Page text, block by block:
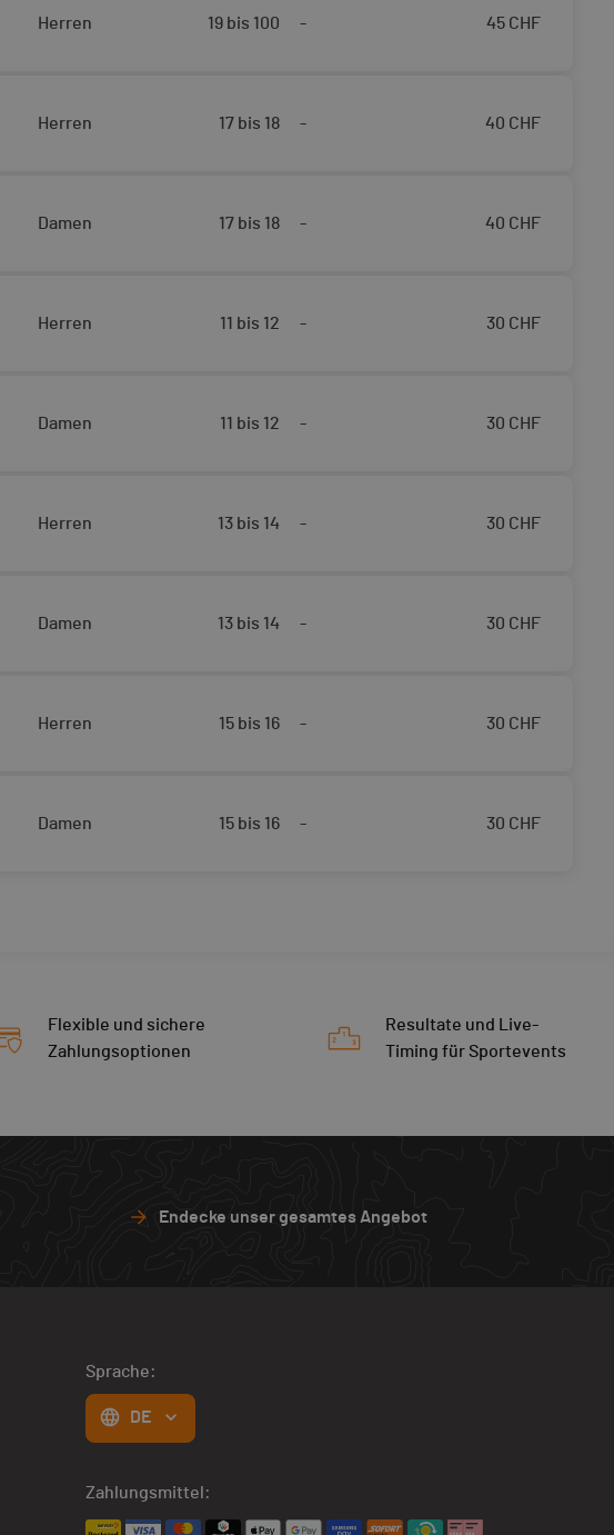
Herren 19 bis 100 - 45 CHF
Herren 17 bis 18 - 40 CHF
Damen 17 bis 18 - 40 CHF
Herren 11 bis 12 - 30 CHF
Damen 11 bis 12 - 30 CHF
Herren 13 bis 14 - 30 CHF
Damen 13 bis 14 - 30 CHF
Herren 15 bis 16 - 30 CHF
Damen 15 bis 16 - 30 CHF
Flexible und sichere
Zahlungsoptionen
Resultate und Live-
Timing für Sportevents
Endecke unser gesamtes Angebot
Sprache:
DE
Zahlungsmittel: